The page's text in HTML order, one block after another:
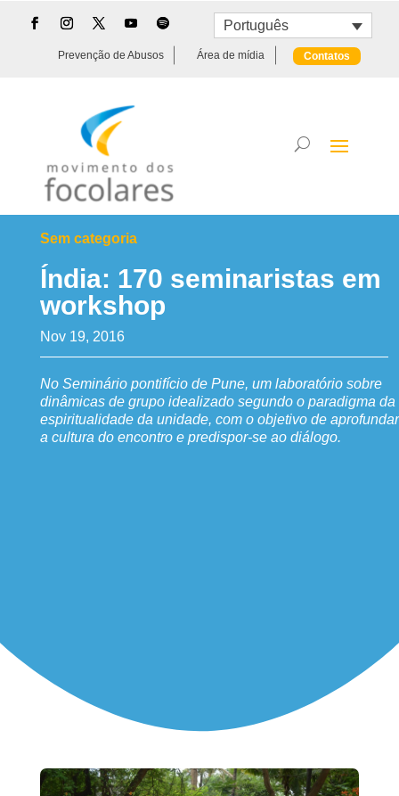
Português
Prevenção de Abusos Área de mídia Contatos
Sem categoria
Índia: 170 seminaristas em
workshop
Nov 19, 2016
No Seminário pontifício de Pune, um laboratório sobre
dinâmicas de grupo idealizado segundo o paradigma da
espiritualidade da unidade, com o objetivo de aprofundar
a cultura do encontro e predispor-se ao diálogo.